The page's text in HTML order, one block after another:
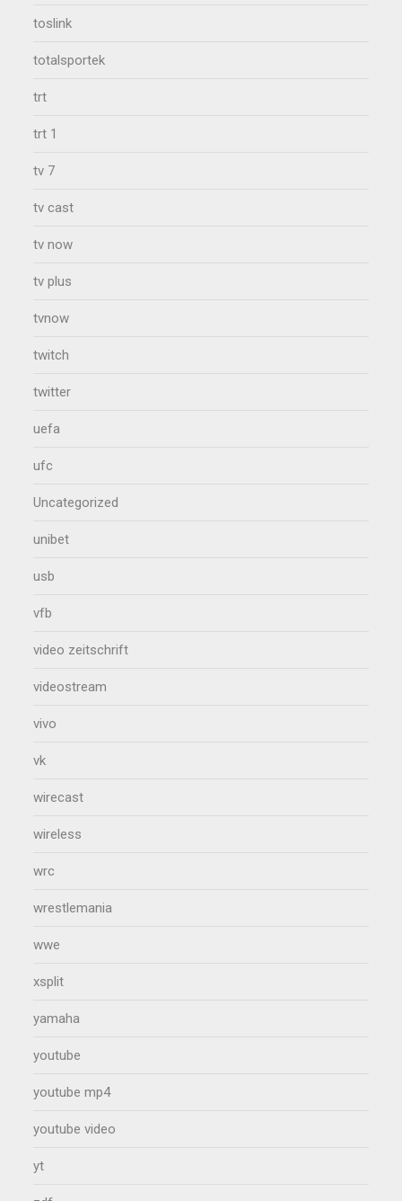
toslink
totalsportek
trt
trt 1
tv 7
tv cast
tv now
tv plus
tvnow
twitch
twitter
uefa
ufc
Uncategorized
unibet
usb
vfb
video zeitschrift
videostream
vivo
vk
wirecast
wireless
wrc
wrestlemania
wwe
xsplit
yamaha
youtube
youtube mp4
youtube video
yt